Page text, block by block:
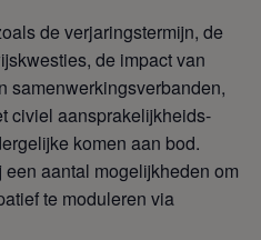
de verjaringstermijn, de
de impact van
samenwerkingsverbanden,
civiel aansprakelijkheids-
komen aan bod.
aantal mogelijkheden om
te moduleren via